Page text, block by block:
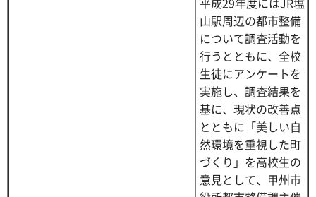
山駅周辺の都市整備
について調査活動を
行うとともに、全校
生徒にアンケートを
実施し、調査結果を
基に、現状の改善点
とともに「美しい自
然環境を重視した町
づくり」を高校生の
意見として、甲州市